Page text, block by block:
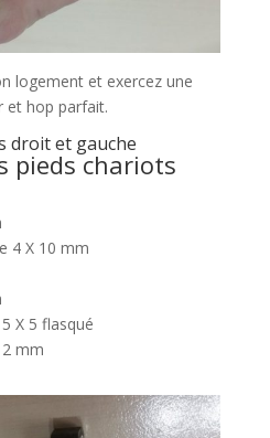
logement et exercez une
et hop parfait.
droit et gauche
pieds chariots
4 X 10 mm
X 5 flasqué
mm